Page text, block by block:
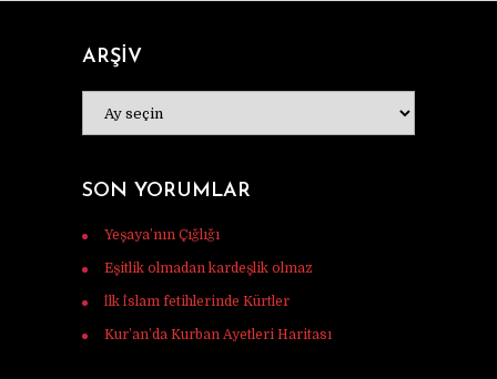
ARŞİV
SON YORUMLAR
Yeşaya’nın Çığlığı
Eşitlik olmadan kardeşlik olmaz
İlk İslam fetihlerinde Kürtler
Kur’an’da Kurban Ayetleri Haritası